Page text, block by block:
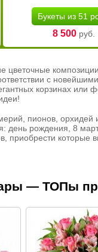
Букеты из 51
8 500руб.
с
корзинах
пионов, орхидей
день рождения, 8
которые
— ТОПы